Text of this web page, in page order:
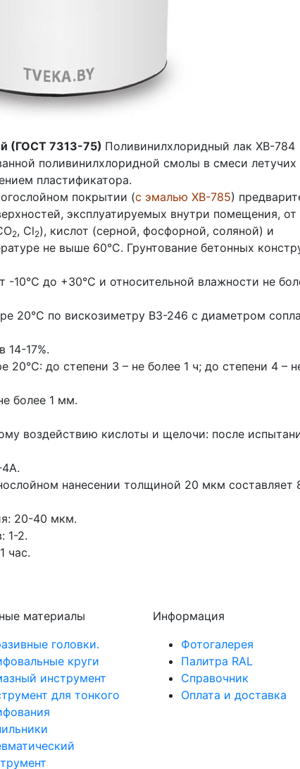
(ГОСТ 7313-75) Поливинилхлоридный лак ХВ-784
поливинилхлоридной смолы в смеси летучих
пластификатора.
покрытии (с эмалью ХВ-785)
эксплуатируемых внутри помещения, от
2, Cl2), кислот (серной, фосфорной, соляной) и
не выше 60°С. Грунтование бетонных
-10°С до +30°С и относительной влажности не
20°С по вискозиметру ВЗ-246 с диаметром
14-17%.
20°С: до степени 3 – не более 1 ч; до степени 4 –
более 1 мм.
воздействию кислоты и щелочи: после
4А.
нанесении толщиной 20 мкм составляет
20-40 мкм.
1-2.
час.
материалы
головки.
круги
инструмент
для тонкого
Информация
Фотогалерея
Палитра RAL
Справочник
Оплата и доставка